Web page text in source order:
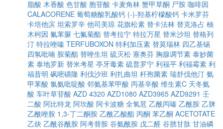
脂酸 木香酸 色甘酸 胞苷酸 卡麦角林 蟹甲草酮 尸胺 咖啡因
CALACORENE 葡萄糖酸乳酸钙 (-)-羟基柠檬酸钙 卡米罗芬
卡培他滨 坦索罗辛 他司美琼 花旗松素 替卡法林 替克洛占 柚
木柯因 氟苯脲 七氟菊酯 替考拉宁 特拉万星 替米沙坦 替格列
汀 特拉唑嗪 TERFUBOXON 特利加压素 替莫瑞林 四乙基锡
四氢吡喃 胺菊酯 替唑生坦 硫灭松 塞奥芬 胸腺调节素 泰妙菌
素 泰地罗新 替米考星 亭牙毒素 硫普罗宁 利福平 利福霉素 利
福昔明 砜嘧磺隆 利伐沙班 利扎曲坦 杆孢菌素 瑞舒伐他汀 氨
甲苯酸 氯氨吡啶酸 邻氨基苯甲酸 丙基辛酸 维生素C 天冬氨
酸 车叶草苷酸 AZD 4320 AZD1080 AZD3965 AZD9291 壬
二酸 阿比特龙 阿坎酸 阿卡波糖 全氢苊 乙酰丙嗪 乙酰胺 乙脒
乙酰唑胺 1,3-丁二酮胺 乙酰乙酸酯 丙酮 苯乙酮 ACETOTATE
乙炔 乙酰谷酰胺 阿考替胺 谷氨酰胺 戊二醛 谷胱甘肽 甘油磷